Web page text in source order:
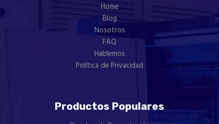
Home
Blog
Nosotros
FAQ
Hablemos
Política de Privacidad
Productos Populares